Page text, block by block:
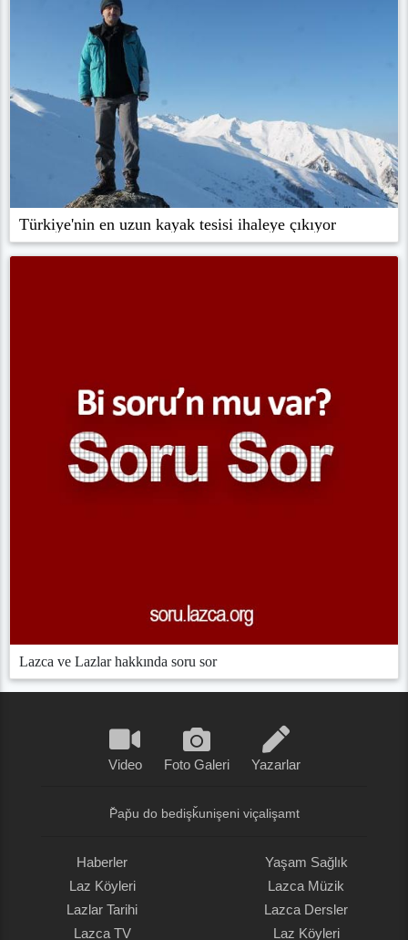
Türkiye'nin en uzun kayak tesisi ihaleye çıkıyor
Lazca ve Lazlar hakkında soru sor
Video Foto Galeri Yazarlar
P̌ap̌u do bedişǩunişeni viçalişamt
Haberler
Laz Köyleri
Lazlar Tarihi
Lazca TV
Yaşam Sağlık
Lazca Müzik
Lazca Dersler
Laz Köyleri